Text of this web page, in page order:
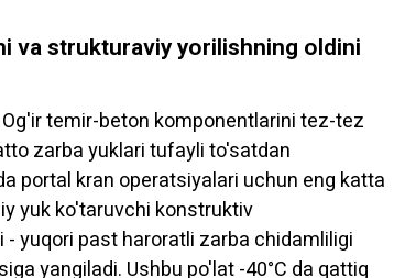
va strukturaviy yorilishning oldini
temir-beton komponentlarini tez-tez
zarba yuklari tufayli to'satdan
portal kran operatsiyalari uchun eng katta
yuk ko'taruvchi konstruktiv
yuqori past haroratli zarba chidamliligi
yangiladi. Ushbu po'lat -40°C da qattiq